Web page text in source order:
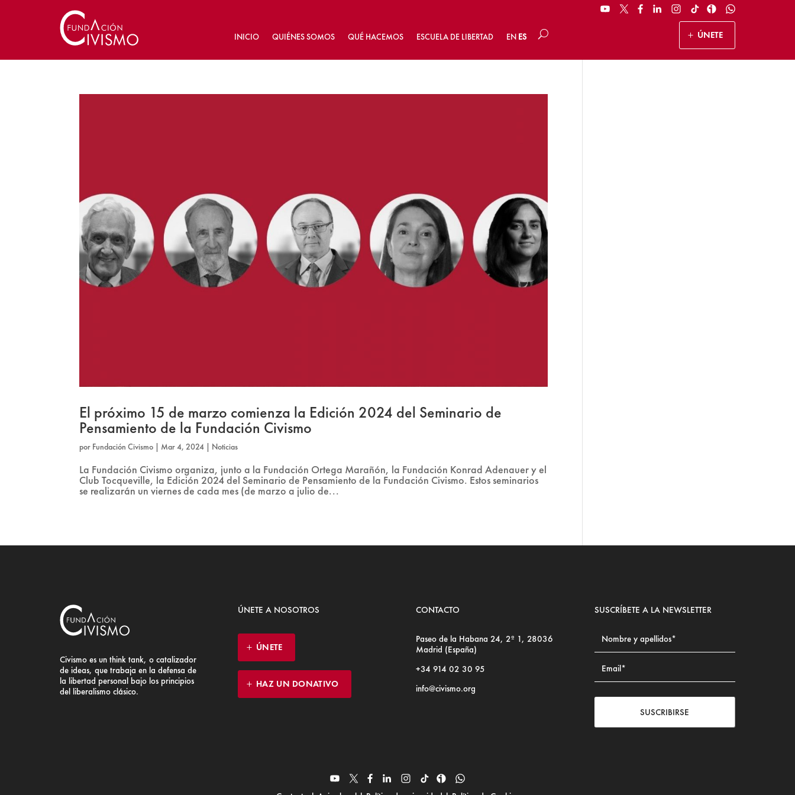
INICIO QUIÉNES SOMOS QUÉ HACEMOS ESCUELA DE LIBERTAD EN ES ÚNETE
El próximo 15 de marzo comienza la Edición 2024 del Seminario de
Pensamiento de la Fundación Civismo
por Fundación Civismo | Mar 4, 2024 | Noticias
La Fundación Civismo organiza, junto a la Fundación Ortega Marañón, la Fundación Konrad Adenauer y el
Club Tocqueville, la Edición 2024 del Seminario de Pensamiento de la Fundación Civismo. Estos seminarios
se realizarán un viernes de cada mes (de marzo a julio de...
Civismo es un think tank, o catalizador
de ideas, que trabaja en la defensa de
la libertad personal bajo los principios
del liberalismo clásico.
ÚNETE A NOSOTROS
ÚNETE
HAZ UN DONATIVO
CONTACTO
Paseo de la Habana 24, 2º 1, 28036
Madrid (España)
+34 914 02 30 95
info@civismo.org
SUSCRÍBETE A LA NEWSLETTER
SUSCRIBIRSE